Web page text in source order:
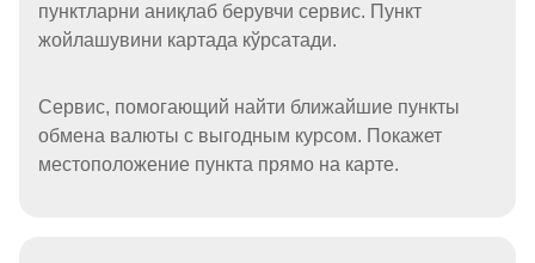
пунктларни аниқлаб берувчи сервис. Пункт
жойлашувини картада кўрсатади.
Сервис, помогающий найти ближайшие пункты
обмена валюты с выгодным курсом. Покажет
местоположение пункта прямо на карте.